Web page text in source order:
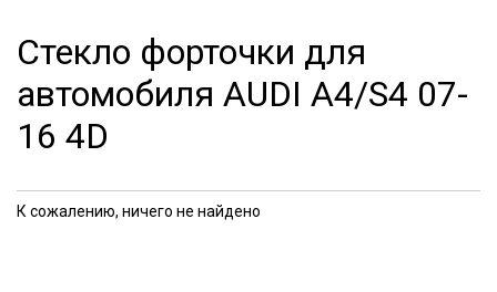
Стекло форточки для
автомобиля AUDI A4/S4 07-
16 4D
К сожалению, ничего не найдено